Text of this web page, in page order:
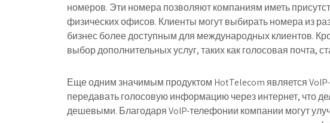
номеров. Эти номера позволяют компаниям иметь
физических офисов. Клиенты могут выбирать номера из
бизнес более доступным для международных клиентов.
выбор дополнительных услуг, таких как голосовая почта,
Еще одним значимым продуктом HotTelecom является
передавать голосовую информацию через интернет, что
дешевыми. Благодаря VoIP-телефонии компании могут